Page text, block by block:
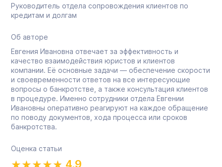
Руководитель отдела сопровождения клиентов по
кредитам и долгам
Об авторе
Евгения Ивановна отвечает за эффективность и
качество взаимодействия юристов и клиентов
компании. Её основные задачи — обеспечение скорости
и своевременности ответов на все интересующие
вопросы о банкротстве, а также консультация клиентов
в процедуре. Именно сотрудники отдела Евгении
Ивановны оперативно реагируют на каждое обращение
по поводу документов, хода процесса или сроков
банкротства.
Оценка статьи
4.9